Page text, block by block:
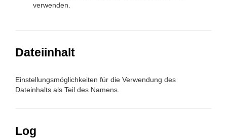
verwenden.
Dateiinhalt
Einstellungsmöglichkeiten für die Verwendung des
Dateinhalts als Teil des Namens.
Log